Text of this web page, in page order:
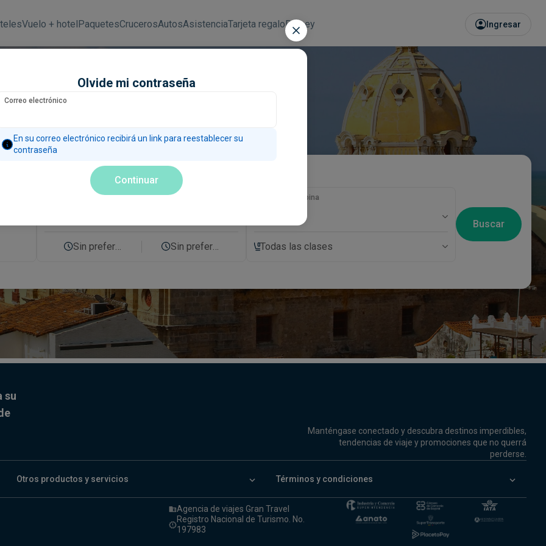
Vuelo + hotelPaquetesCrucerosAutosAsistenciaTarjeta regaloDisney Ingresar
e internacionales
Fechas y horarios
Sin preferencia Sin preferencia
Pasajeros y cabina
1 pasajero
Todas las clases
Buscar
su
Manténgase conectado y descubra destinos imperdibles,
tendencias de viaje y promociones que no querrá
perderse.
Otros productos y servicios keyboard_arrow_down Términos y condiciones keyboard_arrow_down
domainAgencia de viajes Gran Travel
release_alert
Registro Nacional de Turismo. No.
197983
Olvide mi contraseña
Correo electrónico
En su correo electrónico recibirá un link para reestablecer su
contraseña
Continuar